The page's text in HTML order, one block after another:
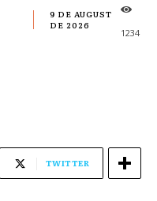
9 DE AUGUST
DE 2026
1234
TWITTER